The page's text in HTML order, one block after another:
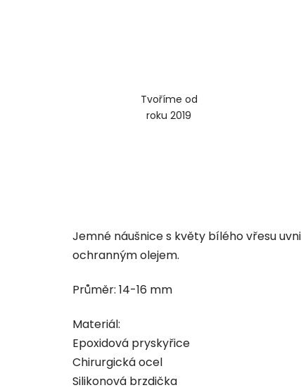
Tvoříme od
roku 2019
Jemné náušnice s květy bílého vřesu
ochranným olejem.
Průměr: 14-16 mm
Materiál:
Epoxidová pryskyřice
Chirurgická ocel
Silikonová brzdička